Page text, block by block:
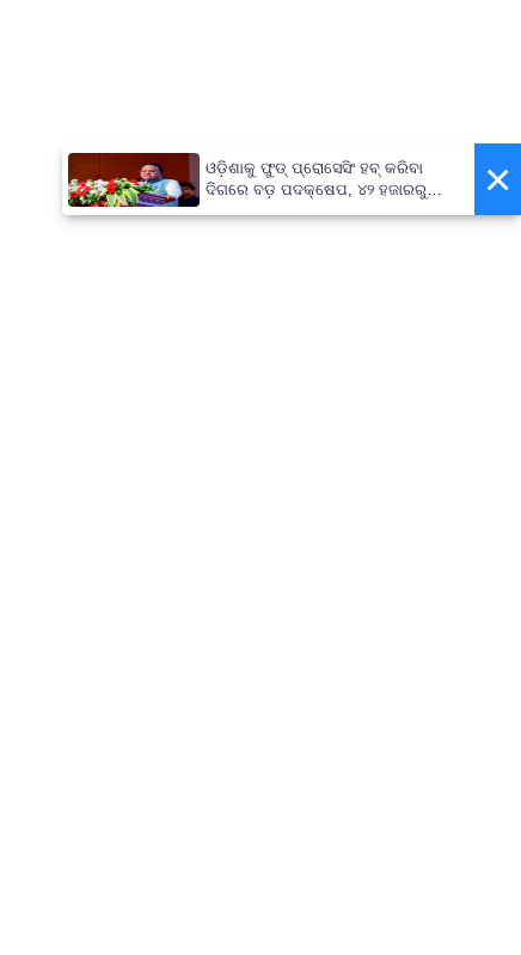
×
ଓଡ଼ିଶାକୁ ଫୁଡ୍ ପ୍ରୋସେସିଂ ହବ୍ କରିବା
ଦିଗରେ ବଡ଼ ପଦକ୍ଷେପ, ୪୨ ହଜାରରୁ
ଅଧିକ ନିଯୁକ୍ତି ସୁଯୋଗ